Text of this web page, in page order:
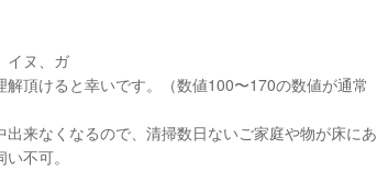
イヌ、ガ
頂けると幸いです。（数値100〜170の数値が通常
来なくなるので、清掃数日ないご家庭や物が床にあ
不可。